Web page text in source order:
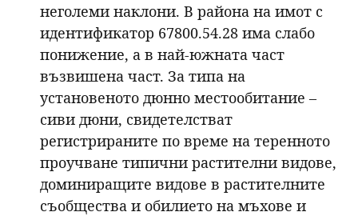
неголеми наклони. В района на имот с
идентификатор 67800.54.28 има слабо
понижение, а в най-южната част
възвишена част. За типа на
установеното дюнно местообитание –
сиви дюни, свидетелстват
регистрираните по време на теренното
проучване типични растителни видове,
доминиращите видове в растителните
съобщества и обилието на мъхове и